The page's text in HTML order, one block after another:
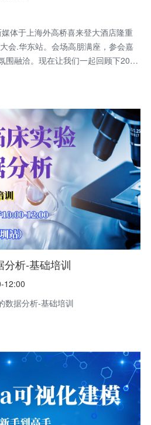
体于上海外高桥喜来登大酒店隆重
会.华东站。会场高朋满座，参会嘉
围融洽。现在让我们一起回顾下2021
分析-基础培训
12:00
数据分析-基础培训